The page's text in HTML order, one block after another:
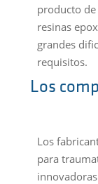
producto de
resinas
grandes
requisitos.
Los
Los
para